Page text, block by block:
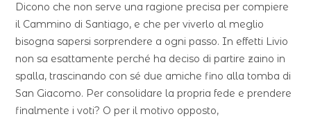
Dicono che non serve una ragione precisa per compiere
il Cammino di Santiago, e che per viverlo al meglio
bisogna sapersi sorprendere a ogni passo. In effetti Livio
non sa esattamente perché ha deciso di partire zaino in
spalla, trascinando con sé due amiche fino alla tomba di
San Giacomo. Per consolidare la propria fede e prendere
finalmente i voti? O per il motivo opposto,